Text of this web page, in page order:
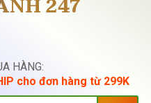
247
HÀNG:
cho đơn hàng từ 299K